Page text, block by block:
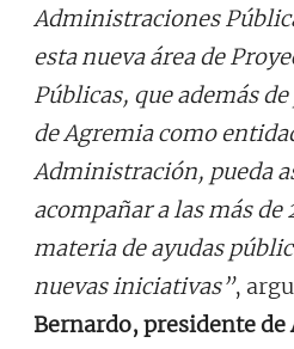
Administraciones
esta nueva área de
Públicas, que además
de Agremia como
Administración, pueda
acompañar a las más de
materia de ayudas
nuevas iniciativas”,
Bernardo, presidente de